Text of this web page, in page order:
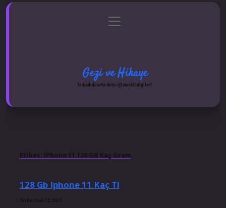
Gizlilik Politikası
menüyü
aç
Gezi ve Hikaye
Yolculuklarla dolu eğlenceli bilgiler!
Etiket: iPhone 11 128 GB Kaç Gram
128 Gb Iphone 11 Kaç Tl
Tarih: Ocak 12, 2025